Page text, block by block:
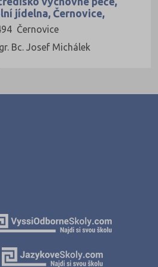
jídelna, Černovice,
Černovice
Bc. Josef Michálek